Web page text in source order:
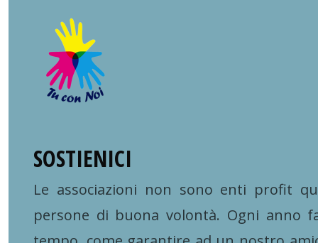
SOSTIENICI
Le associazioni non sono enti profit
persone di buona volontà. Ogni anno